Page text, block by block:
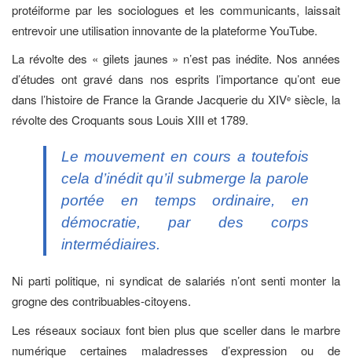
protéiforme par les sociologues et les communicants, laissait
entrevoir une utilisation innovante de la plateforme YouTube.
La révolte des « gilets jaunes » n’est pas inédite. Nos années
d’études ont gravé dans nos esprits l’importance qu’ont eue
dans l’histoire de France la Grande Jacquerie du XIVe siècle, la
révolte des Croquants sous Louis XIII et 1789.
Le mouvement en cours a toutefois
cela d’inédit qu’il submerge la parole
portée en temps ordinaire, en
démocratie, par des corps
intermédiaires.
Ni parti politique, ni syndicat de salariés n’ont senti monter la
grogne des contribuables-citoyens.
Les réseaux sociaux font bien plus que sceller dans le marbre
numérique certaines maladresses d’expression ou de